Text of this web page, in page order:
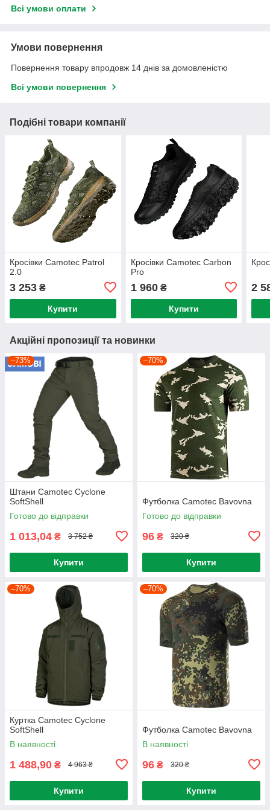
Всі умови оплати
Умови повернення
Повернення товару впродовж 14 днів за домовленістю
Всі умови повернення
Подібні товари компанії
Кросівки Camotec Patrol
2.0
3 253 ₴
Купити
Кросівки Camotec Carbon
Pro
1 960₴
Купити
2
Акційні пропозиції та новинки
–73%
Штани Camotec Cyclone
SoftShell
Готово до відправки
1 013,04 ₴ 3 752 ₴
Купити
–70%
Футболка Camotec Bavovna
Готово до відправки
96 ₴ 320 ₴
Купити
–70%
Куртка Camotec Cyclone
SoftShell
В наявності
1 488,90 ₴ 4 963 ₴
Купити
–70%
Футболка Camotec Bavovna
В наявності
96 ₴ 320 ₴
Купити